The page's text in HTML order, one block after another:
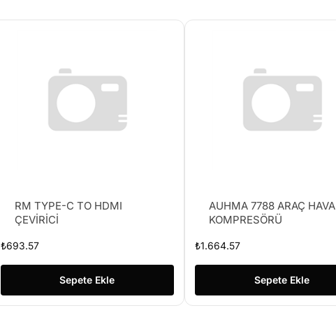
RM TYPE-C TO HDMI
ÇEVİRİCİ
₺693.57
Sepete Ekle
AUHMA 7788 ARAÇ HAVA
KOMPRESÖRÜ
₺1.664.57
Sepete Ekle